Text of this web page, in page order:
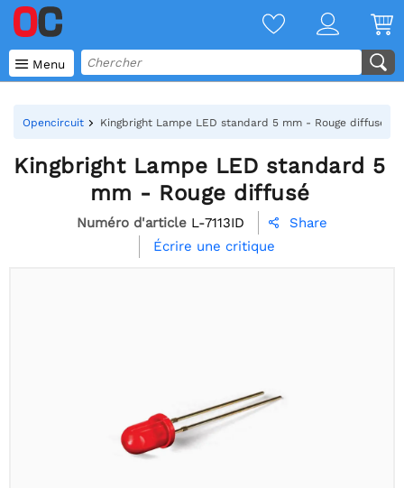
 Menu
Opencircuit Kingbright Lampe LED standard 5 mm - Rouge diffusé
Kingbright Lampe LED standard 5
mm - Rouge diffusé
Numéro d'article L-7113ID 
Share
Écrire une critique